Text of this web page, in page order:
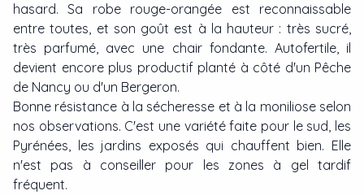
hasard. Sa robe rouge-orangée est reconnaissable
entre toutes, et son goût est à la hauteur : très sucré,
très parfumé, avec une chair fondante. Autofertile, il
devient encore plus productif planté à côté d'un Pêche
de Nancy ou d'un Bergeron.
Bonne résistance à la sécheresse et à la moniliose selon
nos observations. C'est une variété faite pour le sud, les
Pyrénées, les jardins exposés qui chauffent bien. Elle
n'est pas à conseiller pour les zones à gel tardif
fréquent.